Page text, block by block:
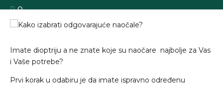
0
Imate dioptriju a ne znate koje su naočare najbolje za Vas
i Vaše potrebe?
Prvi korak u odabiru je da imate ispravno određenu